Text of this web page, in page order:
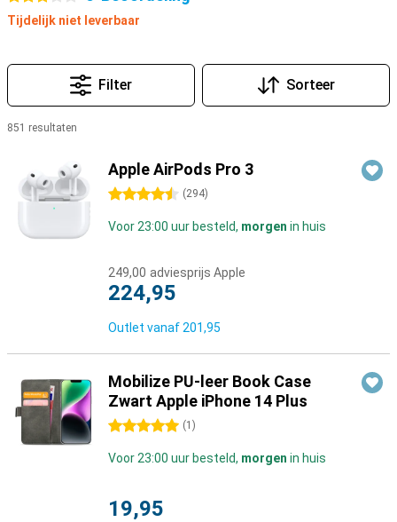
Tijdelijk niet leverbaar
Filter Sorteer
851 resultaten
Apple AirPods Pro 3
4.5 sterren (294)
Voor 23:00 uur besteld, morgen in huis
249,00 adviesprijs Apple
224,95
Outlet vanaf 201,95
Mobilize PU-leer Book Case
Zwart Apple iPhone 14 Plus
5 sterren (1 )
Voor 23:00 uur besteld, morgen in huis
19,95